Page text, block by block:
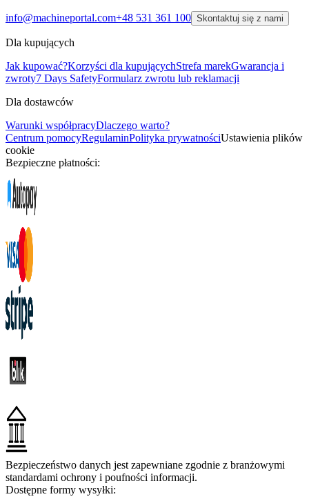
info@machineportal.com+48 531 361 100 Skontaktuj się z nami
Dla kupujących
Jak kupować?Korzyści dla kupującychStrefa marekGwarancja i
zwroty7 Days SafetyFormularz zwrotu lub reklamacji
Dla dostawców
Warunki współpracyDlaczego warto?
Centrum pomocyRegulaminPolityka prywatnościUstawienia plików
cookie
Bezpieczne płatności:
Bezpieczeństwo danych jest zapewniane zgodnie z branżowymi
standardami ochrony i poufności informacji.
Dostępne formy wysyłki: